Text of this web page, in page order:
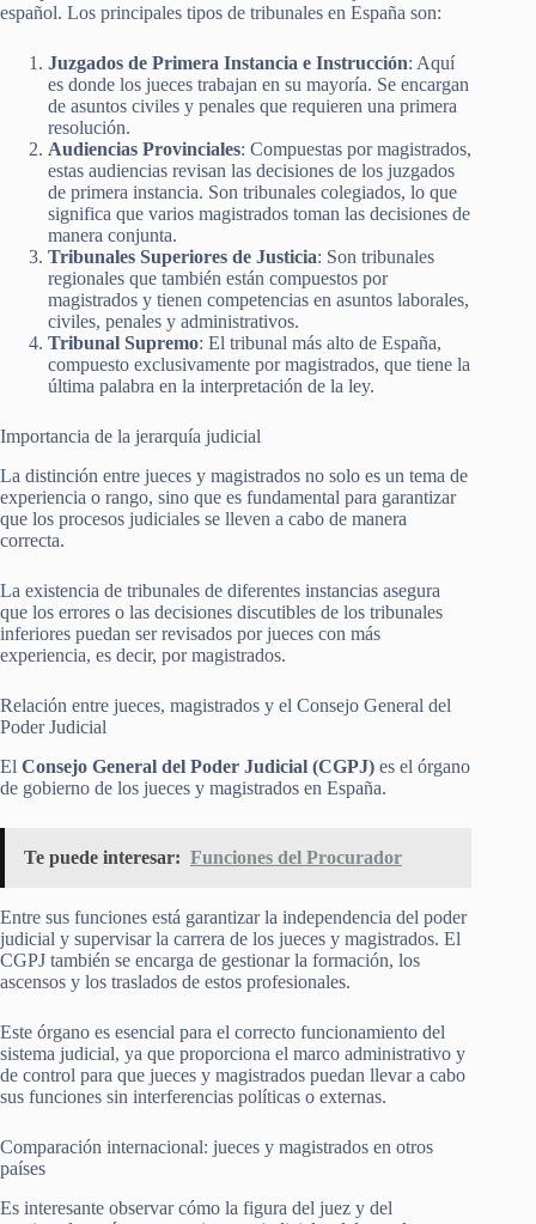
español. Los principales tipos de tribunales en España son:
Juzgados de Primera Instancia e Instrucción: Aquí
es donde los jueces trabajan en su mayoría. Se encargan
de asuntos civiles y penales que requieren una primera
resolución.
Audiencias Provinciales: Compuestas por magistrados,
estas audiencias revisan las decisiones de los juzgados
de primera instancia. Son tribunales colegiados, lo que
significa que varios magistrados toman las decisiones de
manera conjunta.
Tribunales Superiores de Justicia: Son tribunales
regionales que también están compuestos por
magistrados y tienen competencias en asuntos laborales,
civiles, penales y administrativos.
Tribunal Supremo: El tribunal más alto de España,
compuesto exclusivamente por magistrados, que tiene la
última palabra en la interpretación de la ley.
Importancia de la jerarquía judicial
La distinción entre jueces y magistrados no solo es un tema de
experiencia o rango, sino que es fundamental para garantizar
que los procesos judiciales se lleven a cabo de manera
correcta.
La existencia de tribunales de diferentes instancias asegura
que los errores o las decisiones discutibles de los tribunales
inferiores puedan ser revisados por jueces con más
experiencia, es decir, por magistrados.
Relación entre jueces, magistrados y el Consejo General del
Poder Judicial
El Consejo General del Poder Judicial (CGPJ) es el órgano
de gobierno de los jueces y magistrados en España.
Te puede interesar: Funciones del Procurador
Entre sus funciones está garantizar la independencia del poder
judicial y supervisar la carrera de los jueces y magistrados. El
CGPJ también se encarga de gestionar la formación, los
ascensos y los traslados de estos profesionales.
Este órgano es esencial para el correcto funcionamiento del
sistema judicial, ya que proporciona el marco administrativo y
de control para que jueces y magistrados puedan llevar a cabo
sus funciones sin interferencias políticas o externas.
Comparación internacional: jueces y magistrados en otros
países
Es interesante observar cómo la figura del juez y del